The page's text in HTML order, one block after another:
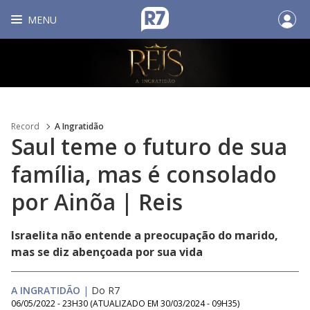
MENU
Record A Ingratidão
Saul teme o futuro de sua
família, mas é consolado
por Ainõa | Reis
Israelita não entende a preocupação do marido,
mas se diz abençoada por sua vida
A INGRATIDÃO | Do R7
06/05/2022 - 23H30 (ATUALIZADO EM 30/03/2024 - 09H35)